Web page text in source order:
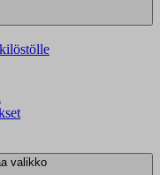
valikko